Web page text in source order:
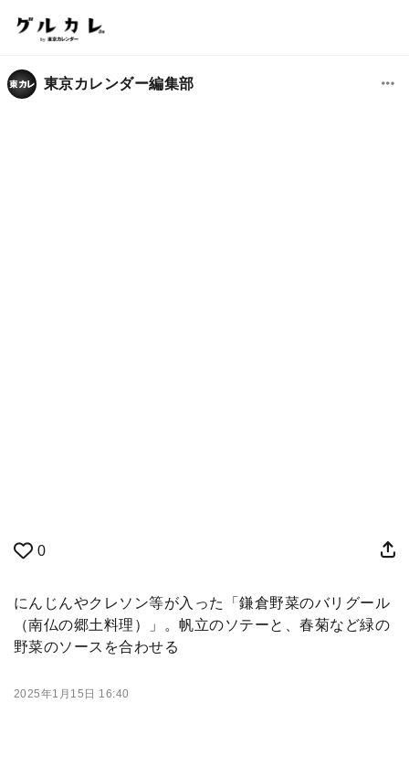
東京カレンダー編集部
0
にんじんやクレソン等が入った「鎌倉野菜のバリグール
（南仏の郷土料理）」。帆立のソテーと、春菊など緑の
野菜のソースを合わせる
2025年1月15日 16:40